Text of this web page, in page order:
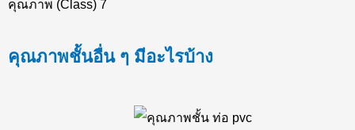
คุณภาพ (Class) 7
คุณภาพชั้นอื่น ๆ มีอะไรบ้าง